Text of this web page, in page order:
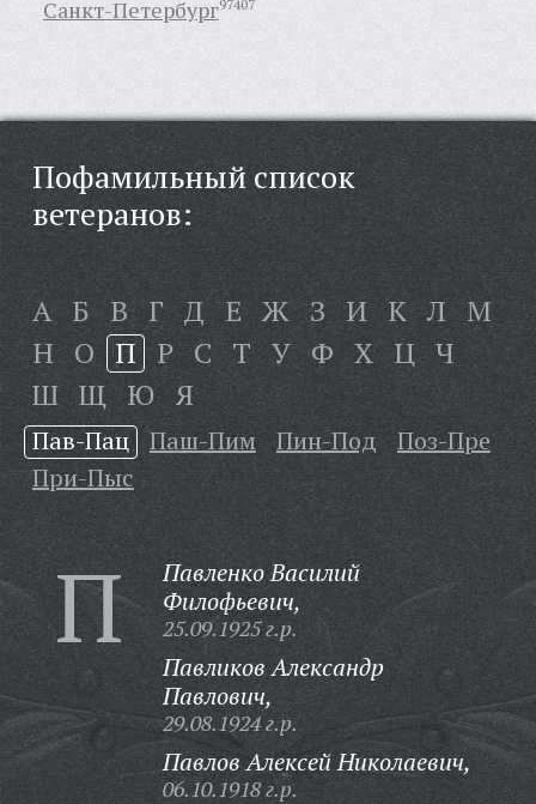
Санкт-Петербург97407
Пофамильный список
ветеранов:
А Б В Г Д Е Ж З И К Л М
Н О П Р С Т У Ф Х Ц Ч
Ш Щ Ю Я
Пав-Пац Паш-Пим Пин-Под
Поз-Пре
При-Пыс
П
Павленко Василий
Филофьевич,
25.09.1925 г.р.
Павликов Александр
Павлович,
29.08.1924 г.р.
Павлов Алексей Николаевич,
06.10.1918 г.р.